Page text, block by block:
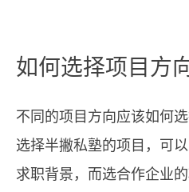
如何选择项目方
不同的项目方向应该如何
选择半撇私塾的项目，可
求职背景，而选合作企业